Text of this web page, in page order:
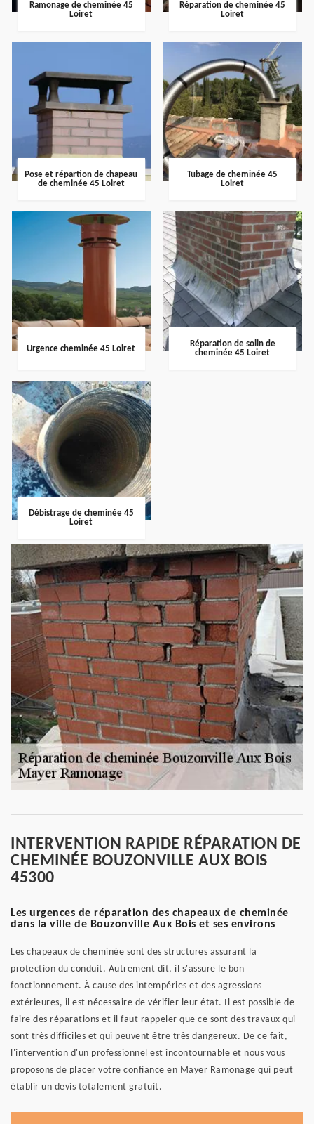
Ramonage de cheminée 45
Loiret
Réparation de cheminée 45
Loiret
Pose et répartion de chapeau
de cheminée 45 Loiret
Tubage de cheminée 45
Loiret
Urgence cheminée 45 Loiret
Réparation de solin de
cheminée 45 Loiret
Débistrage de cheminée 45
Loiret
INTERVENTION RAPIDE RÉPARATION DE
CHEMINÉE BOUZONVILLE AUX BOIS
45300
Les urgences de réparation des chapeaux de cheminée
dans la ville de Bouzonville Aux Bois et ses environs
Les chapeaux de cheminée sont des structures assurant la
protection du conduit. Autrement dit, il s'assure le bon
fonctionnement. À cause des intempéries et des agressions
extérieures, il est nécessaire de vérifier leur état. Il est possible de
faire des réparations et il faut rappeler que ce sont des travaux qui
sont très difficiles et qui peuvent être très dangereux. De ce fait,
l'intervention d'un professionnel est incontournable et nous vous
proposons de placer votre confiance en Mayer Ramonage qui peut
établir un devis totalement gratuit.